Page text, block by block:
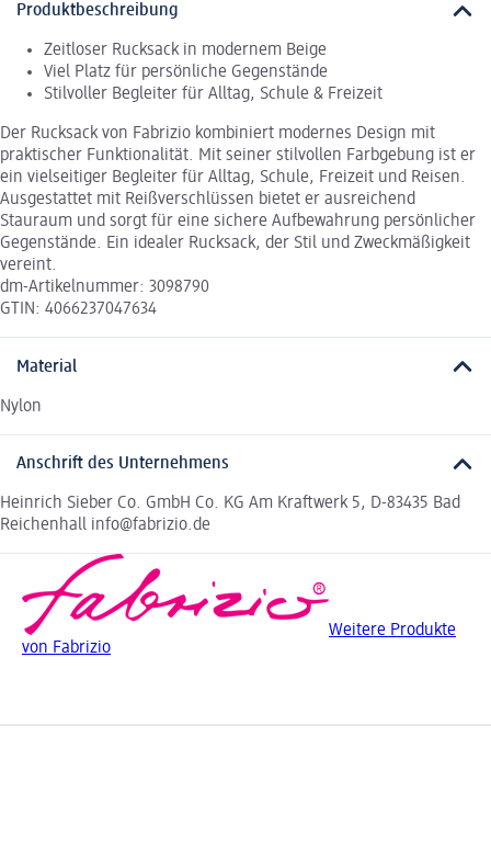
Produktbeschreibung
Zeitloser Rucksack in modernem Beige
Viel Platz für persönliche Gegenstände
Stilvoller Begleiter für Alltag, Schule & Freizeit
Der Rucksack von Fabrizio kombiniert modernes Design mit
praktischer Funktionalität. Mit seiner stilvollen Farbgebung ist er
ein vielseitiger Begleiter für Alltag, Schule, Freizeit und Reisen.
Ausgestattet mit Reißverschlüssen bietet er ausreichend
Stauraum und sorgt für eine sichere Aufbewahrung persönlicher
Gegenstände. Ein idealer Rucksack, der Stil und Zweckmäßigkeit
vereint.
dm-Artikelnummer: 3098790
GTIN: 4066237047634
Material
Nylon
Anschrift des Unternehmens
Heinrich Sieber Co. GmbH Co. KG Am Kraftwerk 5, D-83435 Bad
Reichenhall info@fabrizio.de
Weitere Produkte
von Fabrizio